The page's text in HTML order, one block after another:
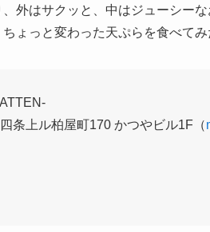
外はサクッと、中はジューシー
ょっと変わった天ぷらを食べてみ
条上ル柏屋町170 かつやビル1F（